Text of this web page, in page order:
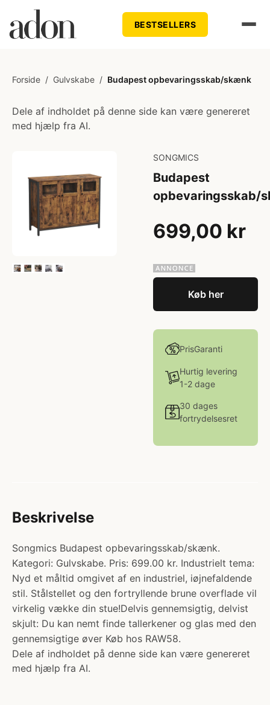
BESTSELLERS
Forside / Gulvskabe / Budapest opbevaringsskab/skænk
Dele af indholdet på denne side kan være genereret
med hjælp fra AI.
SONGMICS
Budapest
opbevaringsskab/
699,00 kr
Køb her
PrisGaranti
Hurtig levering
1-2 dage
30 dages
fortrydelsesret
Beskrivelse
Songmics Budapest opbevaringsskab/skænk.
Kategori: Gulvskabe. Pris: 699.00 kr. Industrielt tema:
Nyd et måltid omgivet af en industriel, iøjnefaldende
stil. Stålstellet og den fortryllende brune overflade vil
virkelig vække din stue!Delvis gennemsigtig, delvist
skjult: Du kan nemt finde tallerkener og glas med den
gennemsigtige øver Køb hos RAW58.
Dele af indholdet på denne side kan være genereret
med hjælp fra AI.